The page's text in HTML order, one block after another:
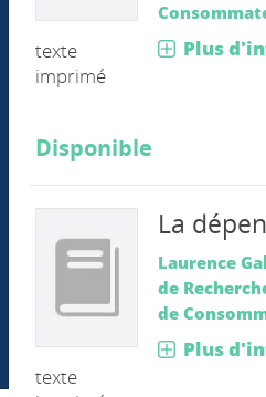
texte
imprimé
Plus
Disponible
texte
La
Laurence
de
de
Plus